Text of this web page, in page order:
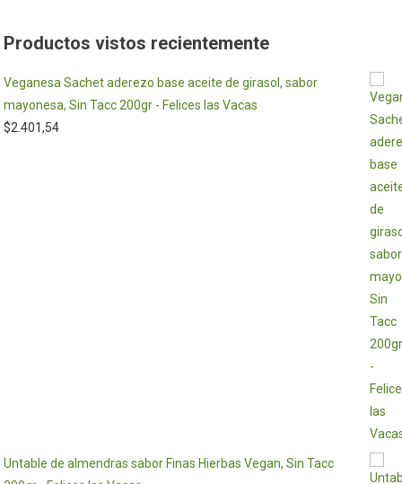
Productos vistos recientemente
Veganesa Sachet aderezo base aceite de girasol, sabor
mayonesa, Sin Tacc 200gr - Felices las Vacas
$2.401,54
Untable de almendras sabor Finas Hierbas Vegan, Sin Tacc